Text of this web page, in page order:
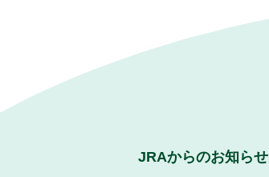
JRAからのお知らせ